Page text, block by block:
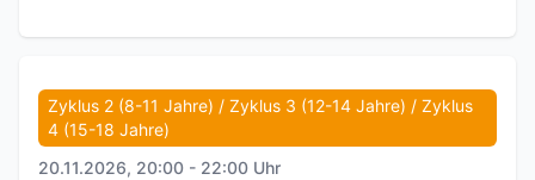
Zyklus 2 (8-11 Jahre) / Zyklus 3 (12-14 Jahre) / Zyklus
4 (15-18 Jahre)
20.11.2026, 20:00 - 22:00 Uhr